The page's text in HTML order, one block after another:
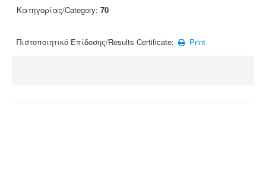
Κατηγορίας/Category: 70
Πιστοποιητικό Επίδοσης/Results Certificate: Print